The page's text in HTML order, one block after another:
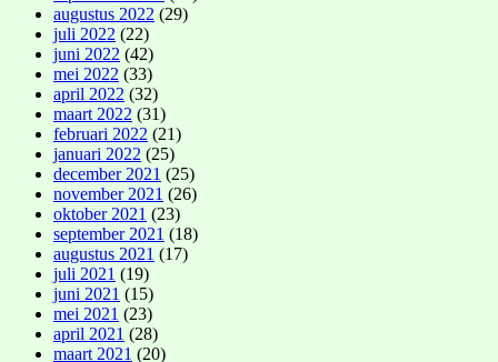
augustus 2022 (29)
juli 2022 (22)
juni 2022 (42)
mei 2022 (33)
april 2022 (32)
maart 2022 (31)
februari 2022 (21)
januari 2022 (25)
december 2021 (25)
november 2021 (26)
oktober 2021 (23)
september 2021 (18)
augustus 2021 (17)
juli 2021 (19)
juni 2021 (15)
mei 2021 (23)
april 2021 (28)
maart 2021 (20)